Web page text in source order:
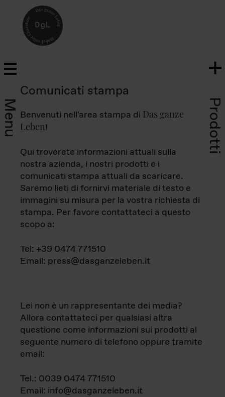
Menu Prodotti
Comunicati stampa
Benvenuti nell'area stampa di Das ganze
Leben!
Qui troverete informazioni attuali sulla
nostra azienda, i nostri prodotti e i
comunicati stampa attuali da scaricare.
Saremo lieti di fornirvi materiale di testo e
immagini su misura per la vostra richiesta di
stampa. Per favore contattateci a questo
scopo a:
Tel: +39 0474 771510
Email: press@dasganzeleben.it
Lei non è un rappresentante dei media?
Allora contattateci per qualsiasi altra
questione come informazioni sui prodotti al
seguente numero di telefono oppure tramite
email:
Tel.: 0039 0474 771510
Email: info@dasganzeleben.it